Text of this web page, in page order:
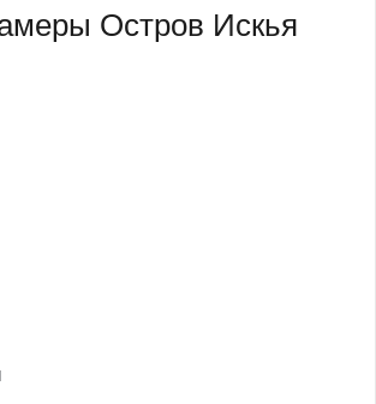
Остров Искья